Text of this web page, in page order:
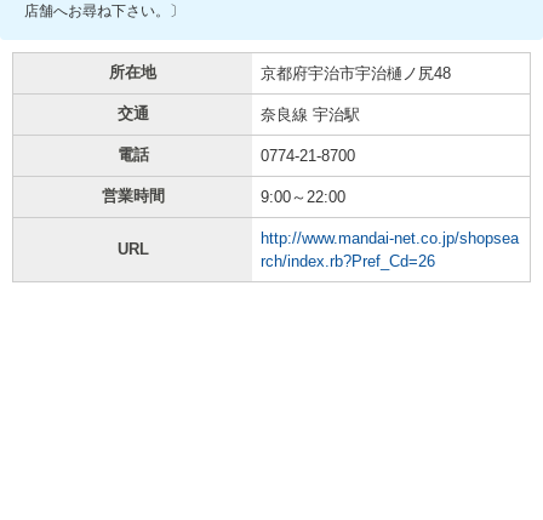
店舗へお尋ね下さい。〕
所在地 京都府宇治市宇治樋ノ尻48
交通 奈良線 宇治駅
電話 0774-21-8700
営業時間 9:00～22:00
URL
http://www.mandai-net.co.jp/shopsea
rch/index.rb?Pref_Cd=26